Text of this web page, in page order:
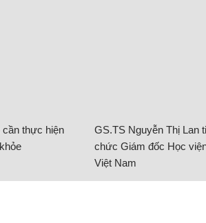
thực hiện
GS.TS Nguyễn Thị Lan
chức Giám đốc Học
Việt Nam